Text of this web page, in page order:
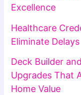
Excellence
Healthcare
Eliminate Delays
Deck Builder
Upgrades That
Home Value